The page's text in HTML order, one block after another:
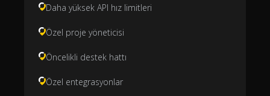
Daha yüksek API hız limitleri
Özel proje yöneticisi
Öncelikli destek hattı
Özel entegrasyonlar